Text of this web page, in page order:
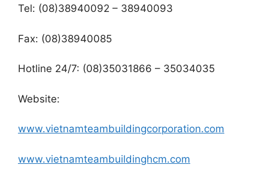
Tel: (08)38940092 – 38940093
Fax: (08)38940085
Hotline 24/7: (08)35031866 – 35034035
Website:
www.vietnamteambuildingcorporation.com
www.vietnamteambuildinghcm.com